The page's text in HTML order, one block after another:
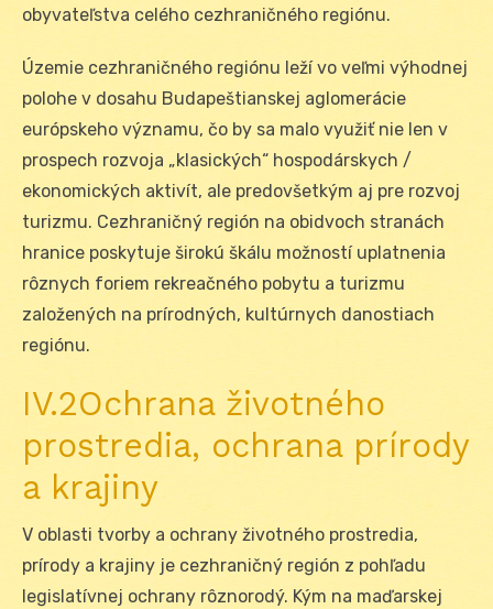
obyvateľstva celého cezhraničného regiónu.
Územie cezhraničného regiónu leží vo veľmi výhodnej
polohe v dosahu Budapeštianskej aglomerácie
európskeho významu, čo by sa malo využiť nie len v
prospech rozvoja „klasických“ hospodárskych /
ekonomických aktivít, ale predovšetkým aj pre rozvoj
turizmu. Cezhraničný región na obidvoch stranách
hranice poskytuje širokú škálu možností uplatnenia
rôznych foriem rekreačného pobytu a turizmu
založených na prírodných, kultúrnych danostiach
regiónu.
IV.2Ochrana životného
prostredia, ochrana prírody
a krajiny
V oblasti tvorby a ochrany životného prostredia,
prírody a krajiny je cezhraničný región z pohľadu
legislatívnej ochrany rôznorodý. Kým na maďarskej